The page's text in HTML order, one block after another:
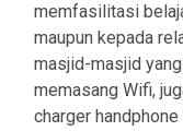
memfasilitasi
maupun kepada
masjid-masjid
memasang Wifi,
charger